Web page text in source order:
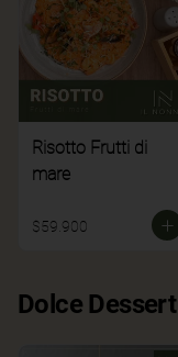
Risotto Frutti di
mare
$59.900
Dolce Dessert